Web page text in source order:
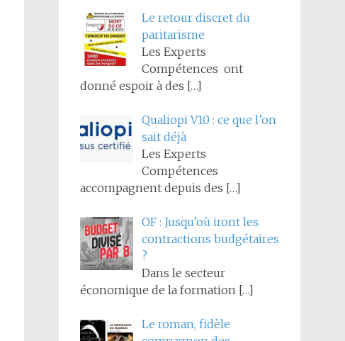
Le retour discret du
paritarisme
Les Experts
Compétences ont
donné espoir à des […]
Qualiopi V10 : ce que l’on
sait déjà
Les Experts
Compétences
accompagnent depuis des […]
OF : Jusqu’où iront les
contractions budgétaires
?
Dans le secteur
économique de la formation […]
Le roman, fidèle